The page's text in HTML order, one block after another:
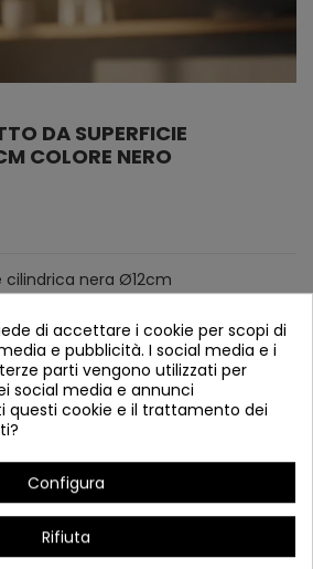
DA SUPERFICIE
COLORE NERO
cilindrica nera Ø12cm
di accettare i cookie per scopi di
e pubblicità. I social media e i
parti vengono utilizzati per
social media e annunci
questi cookie e il trattamento dei
Configura
Rifiuta